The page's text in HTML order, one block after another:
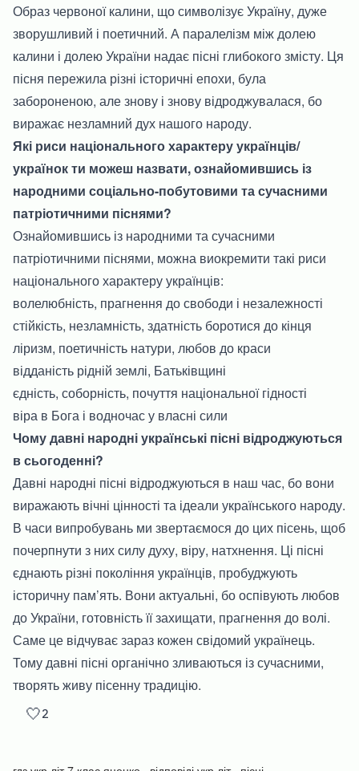
Образ червоної калини, що символізує Україну, дуже
зворушливий і поетичний. А паралелізм між долею
калини і долею України надає пісні глибокого змісту. Ця
пісня пережила різні історичні епохи, була
забороненою, але знову і знову відроджувалася, бо
виражає незламний дух нашого народу.
Які риси національного характеру українців/
українок ти можеш назвати, ознайомившись із
народними соціально-побутовими та сучасними
патріотичними піснями?
Ознайомившись із народними та сучасними
патріотичними піснями, можна виокремити такі риси
національного характеру українців:
волелюбність, прагнення до свободи і незалежності
стійкість, незламність, здатність боротися до кінця
ліризм, поетичність натури, любов до краси
відданість рідній землі, Батьківщині
єдність, соборність, почуття національної гідності
віра в Бога і водночас у власні сили
Чому давні народні українські пісні відроджуються
в сьогоденні?
Давні народні пісні відроджуються в наш час, бо вони
виражають вічні цінності та ідеали українського народу.
В часи випробувань ми звертаємося до цих пісень, щоб
почерпнути з них силу духу, віру, натхнення. Ці пісні
єднають різні покоління українців, пробуджують
історичну пам’ять. Вони актуальні, бо оспівують любов
до України, готовність її захищати, прагнення до волі.
Саме це відчуває зараз кожен свідомий українець.
Тому давні пісні органічно зливаються із сучасними,
творять живу пісенну традицію.
🤍2